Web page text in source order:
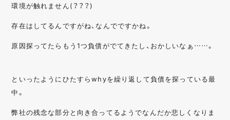
環境が触れません(？？？)
存在はしてるんですがね、なんでですかね。
原因探ってたらもう1つ負債がでてきたし、おかしいなぁ……。
といったようにひたすらwhyを繰り返して負債を探っている最
中。
弊社の残念な部分と向き合ってるようでなんだか悲しくなりま